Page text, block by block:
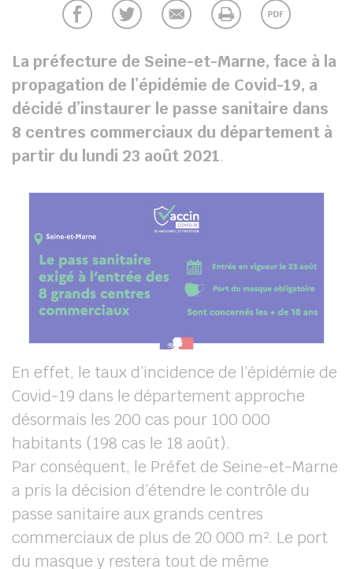
La préfecture de Seine-et-Marne, face à la
propagation de l’épidémie de Covid-19, a
décidé d’instaurer le passe sanitaire dans
8 centres commerciaux du département à
partir du lundi 23 août 2021.
En effet, le taux d’incidence de l’épidémie de
Covid-19 dans le département approche
désormais les 200 cas pour 100 000
habitants (198 cas le 18 août).
Par conséquent, le Préfet de Seine-et-Marne
a pris la décision d’étendre le contrôle du
passe sanitaire aux grands centres
commerciaux de plus de 20 000 m². Le port
du masque y restera tout de même